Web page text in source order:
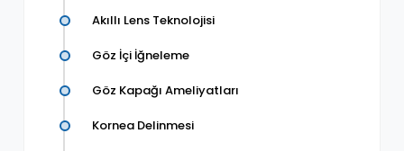
Akıllı Lens Teknolojisi
Göz İçi İğneleme
Göz Kapağı Ameliyatları
Kornea Delinmesi